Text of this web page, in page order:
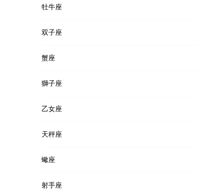
牡牛座
双子座
蟹座
獅子座
乙女座
天秤座
蠍座
射手座